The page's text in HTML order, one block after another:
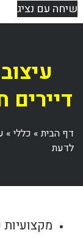
שיחה עם נציג
דף הבית» כללי»
לדעת
מקצועיות